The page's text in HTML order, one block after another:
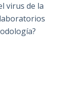
virus de la